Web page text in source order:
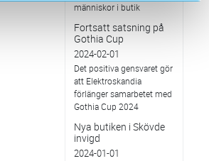
människor i butik
Fortsatt satsning på
Gothia Cup
2024-02-01
Det positiva gensvaret gör
att Elektroskandia
förlänger samarbetet med
Gothia Cup 2024
Nya butiken i Skövde
invigd
2024-01-01